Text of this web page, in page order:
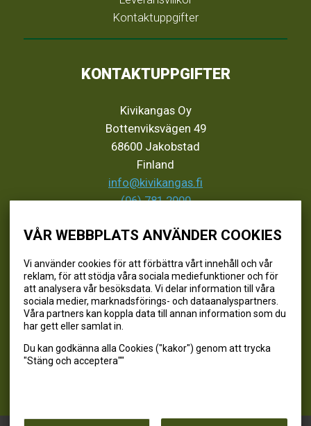
VÅR WEBBPLATS ANVÄNDER COOKIES
Vi använder cookies för att förbättra vårt innehåll och vår
reklam, för att stödja våra sociala mediefunktioner och för
att analysera vår besöksdata. Vi delar information till våra
sociala medier, marknadsförings- och dataanalyspartners.
Våra partners kan koppla data till annan information som du
har gett eller samlat in.
Du kan godkänna alla Cookies ("kakor") genom att trycka
"Stäng och acceptera""
Kontaktuppgifter
KONTAKTUPPGIFTER
Kivikangas Oy
Bottenviksvägen 49
68600 Jakobstad
Finland
info@kivikangas.fi
(06) 781 2900
SEURAA MEITÄ
@kivikangaskalastus
@kivikangaskasvihuoneet
@kivikangas_kalastus
@kivikangaskasvihuoneet